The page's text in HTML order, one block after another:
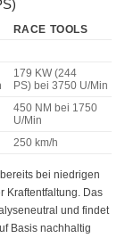
RACE TOOLS
179 KW (244
PS) bei 3750 U/Min
450 NM bei 1750
U/Min
250 km/h
bei niedrigen
Kraftentfaltung. Das
und findet
Basis nachhaltig